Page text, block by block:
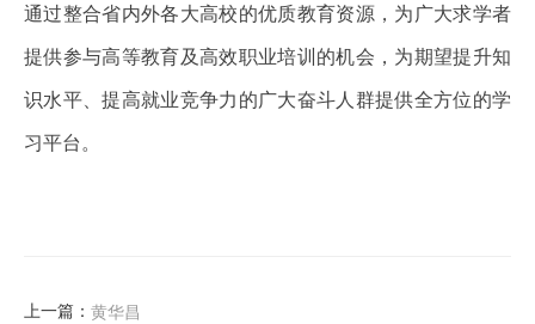
通过整合省内外各大高校的优质教育资源，为广大求学者
提供参与高等教育及高效职业培训的机会，为期望提升知
识水平、提高就业竞争力的广大奋斗人群提供全方位的学
习平台。
上一篇： 黄华昌